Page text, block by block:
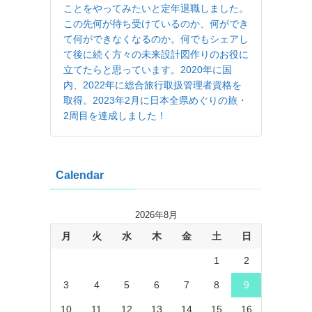
ことをやってみたいと定年退職しました。
この先何が待ち受けているのか、何ができ
て何ができなくなるのか。何でもシェアし
て後に続く方々の未来設計図作りのお役に
立てたらと思っています。2020年に国
内、2022年に総合旅行取扱管理者資格を
取得。2023年2月に日本全県めぐりの旅・
2周目を達成しました！
Calendar
2026年8月
月 火 水 木 金 土 日
1 2
3 4 5 6 7 8 9
10 11 12 13 14 15 16